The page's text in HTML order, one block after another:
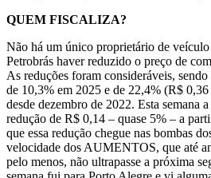
QUEM FISCALIZA?
Não há um único proprietário de veículo
Petrobrás haver reduzido o preço de
As reduções foram consideráveis,
de 10,3% em 2025 e de 22,4% (R$
desde dezembro de 2022. Esta semana
redução de R$ 0,14 – quase 5% – a
que essa redução chegue nas bombas
velocidade dos AUMENTOS, que até
pelo menos, não ultrapasse a próxima